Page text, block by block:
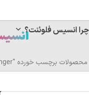
چرا انسیس فلوئنت؟
محصولات برچسب خورده "porous heat exchanger"